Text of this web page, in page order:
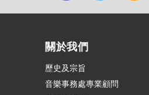
關於我們
歷史及宗旨
音樂事務處專業顧問